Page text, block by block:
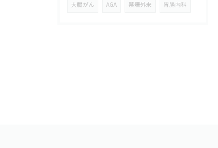
大腸がん AGA 禁煙外来 胃腸内科